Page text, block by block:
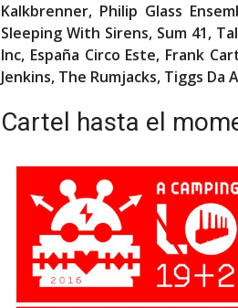
Kalkbrenner, Philip Glass
Sleeping With Sirens, Sum 41,
Inc, España Circo Este, Frank
Jenkins, The Rumjacks, Tiggs Da
Cartel hasta el